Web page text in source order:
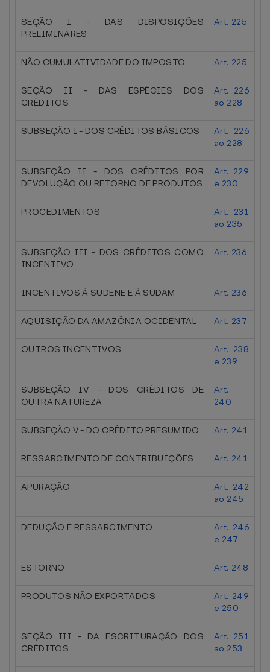
SEÇÃO I - DAS DISPOSIÇÕES
PRELIMINARES
Art. 225
NÃO CUMULATIVIDADE DO IMPOSTO Art. 225
SEÇÃO II - DAS ESPÉCIES DOS
CRÉDITOS
Art. 226
ao 228
SUBSEÇÃO I - DOS CRÉDITOS BÁSICOS
Art. 226
ao 228
SUBSEÇÃO II - DOS CRÉDITOS POR
DEVOLUÇÃO OU RETORNO DE PRODUTOS
Art. 229
e 230
PROCEDIMENTOS
Art. 231
ao 235
SUBSEÇÃO III - DOS CRÉDITOS COMO
INCENTIVO
Art. 236
INCENTIVOS À SUDENE E À SUDAM Art. 236
AQUISIÇÃO DA AMAZÔNIA OCIDENTAL Art. 237
OUTROS INCENTIVOS
Art. 238
e 239
SUBSEÇÃO IV - DOS CRÉDITOS DE
OUTRA NATUREZA
Art.
240
SUBSEÇÃO V - DO CRÉDITO PRESUMIDO Art. 241
RESSARCIMENTO DE CONTRIBUIÇÕES Art. 241
APURAÇÃO
Art. 242
ao 245
DEDUÇÃO E RESSARCIMENTO
Art. 246
e 247
ESTORNO Art. 248
PRODUTOS NÃO EXPORTADOS
Art. 249
e 250
SEÇÃO III - DA ESCRITURAÇÃO DOS
CRÉDITOS
Art. 251
ao 253